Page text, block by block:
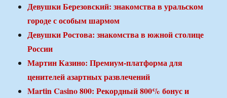
Девушки Березовский: знакомства в уральском
городе с особым шармом
Девушки Ростова: знакомства в южной столице
России
Мартин Казино: Премиум-платформа для
ценителей азартных развлечений
Martin Casino 800: Рекордный 800% бонус и